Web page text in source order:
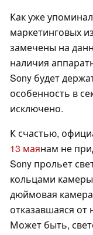
Как уже
маркетинговых
замечены на
наличия
Sony будет
особенность в
исключено.
К счастью,
13 маянам не
Sony прольет
кольцами
дюймовая
отказавшаяся от
Может быть,